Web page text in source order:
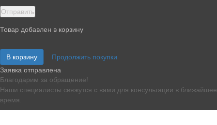
Товар добавлен в корзину
В корзину
Продолжить покупки
Заявка отправлена
Благодарим за обращение!
Наши специалисты свяжутся с вами для консультации в ближайшее
время.